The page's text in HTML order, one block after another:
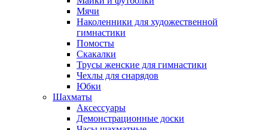
Мячи
Наколенники для художественной
гимнастики
Помосты
Скакалки
Трусы женские для гимнастики
Чехлы для снарядов
Юбки
Шахматы
Аксессуары
Демонстрационные доски